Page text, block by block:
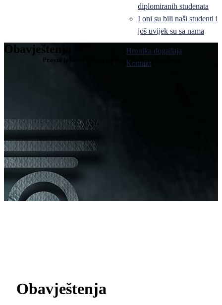
diplomiranih studenata
I oni su bili naši studenti i
još uvijek su sa nama
Hronika događaja
Kontakt
Obavještenja
Pravni fakultet Univerziteta u Istočnom Sarajevu
Obavještenja